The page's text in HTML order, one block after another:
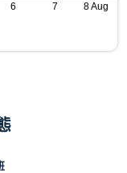
6 7 8 Aug